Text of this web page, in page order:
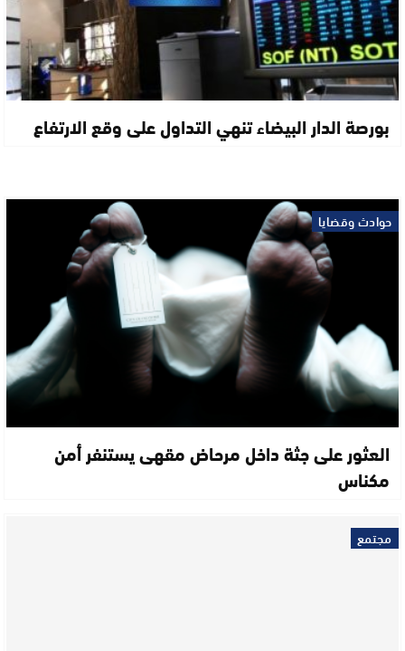
بورصة الدار البيضاء تنهي التداول على وقع الارتفاع
حوادث وقضايا
العثور على جثة داخل مرحاض مقهى يستنفر أمن
مكناس
مجتمع